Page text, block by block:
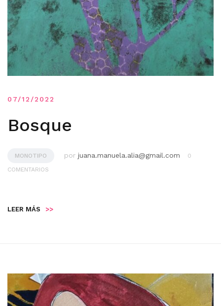
07/12/2022
Bosque
MONOTIPO por juana.manuela.alia@gmail.com
0
COMENTARIOS
LEER MÁS >>